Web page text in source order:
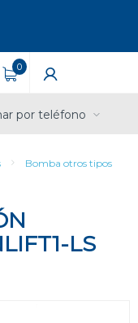
0
por teléfono
Bomba otros tipos
LS